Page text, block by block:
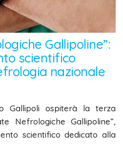
Gallipoline”:
scientifico
nazionale
Gallipoli ospiterà la terza
Nefrologiche Gallipoline”,
scientifico dedicato alla